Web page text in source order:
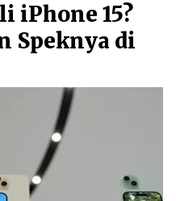
iPhone 15?
Speknya di